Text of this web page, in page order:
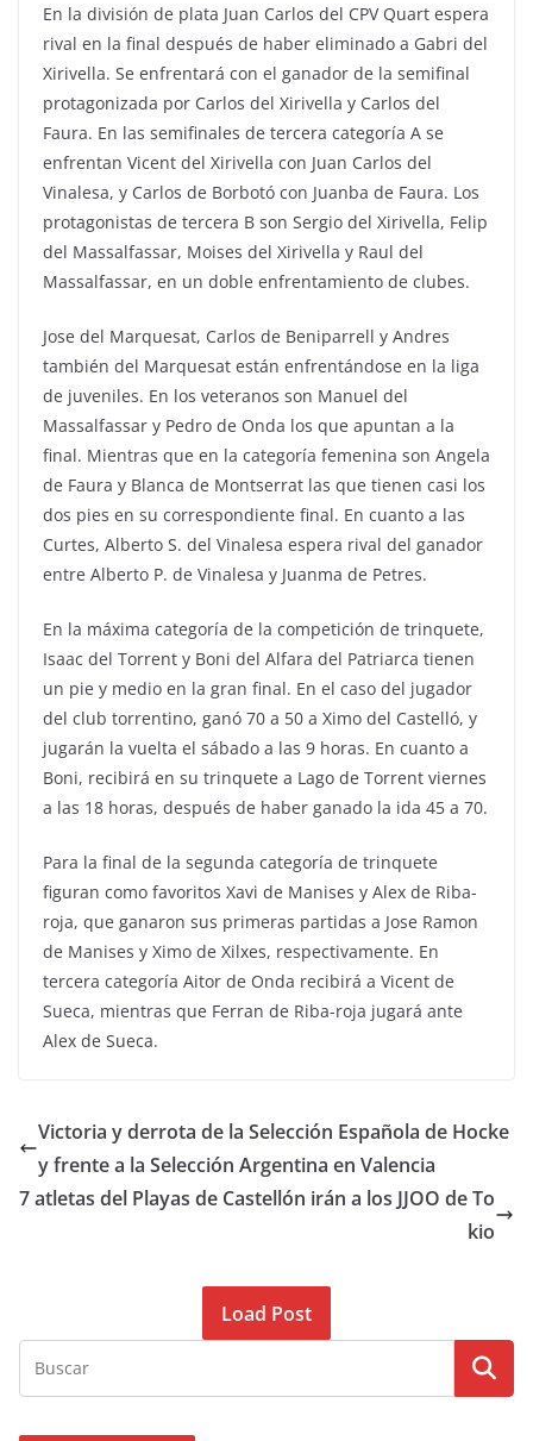
En la división de plata Juan Carlos del CPV Quart espera
rival en la final después de haber eliminado a Gabri del
Xirivella. Se enfrentará con el ganador de la semifinal
protagonizada por Carlos del Xirivella y Carlos del
Faura. En las semifinales de tercera categoría A se
enfrentan Vicent del Xirivella con Juan Carlos del
Vinalesa, y Carlos de Borbotó con Juanba de Faura. Los
protagonistas de tercera B son Sergio del Xirivella, Felip
del Massalfassar, Moises del Xirivella y Raul del
Massalfassar, en un doble enfrentamiento de clubes.
Jose del Marquesat, Carlos de Beniparrell y Andres
también del Marquesat están enfrentándose en la liga
de juveniles. En los veteranos son Manuel del
Massalfassar y Pedro de Onda los que apuntan a la
final. Mientras que en la categoría femenina son Angela
de Faura y Blanca de Montserrat las que tienen casi los
dos pies en su correspondiente final. En cuanto a las
Curtes, Alberto S. del Vinalesa espera rival del ganador
entre Alberto P. de Vinalesa y Juanma de Petres.
En la máxima categoría de la competición de trinquete,
Isaac del Torrent y Boni del Alfara del Patriarca tienen
un pie y medio en la gran final. En el caso del jugador
del club torrentino, ganó 70 a 50 a Ximo del Castelló, y
jugarán la vuelta el sábado a las 9 horas. En cuanto a
Boni, recibirá en su trinquete a Lago de Torrent viernes
a las 18 horas, después de haber ganado la ida 45 a 70.
Para la final de la segunda categoría de trinquete
figuran como favoritos Xavi de Manises y Alex de Riba-
roja, que ganaron sus primeras partidas a Jose Ramon
de Manises y Ximo de Xilxes, respectivamente. En
tercera categoría Aitor de Onda recibirá a Vicent de
Sueca, mientras que Ferran de Riba-roja jugará ante
Alex de Sueca.
Victoria y derrota de la Selección Española de Hocke
y frente a la Selección Argentina en Valencia
7 atletas del Playas de Castellón irán a los JJOO de To
kio
Load Post